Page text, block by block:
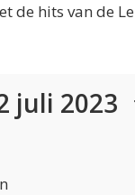
de hits van de
juli 2023